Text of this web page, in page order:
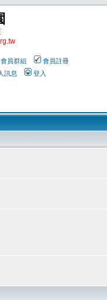
會員群組
會員註冊
訊息 登入